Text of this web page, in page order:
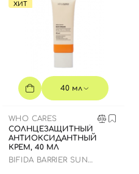
ХИТ
40 мл
WHO CARES
СОЛНЦЕЗАЩИТНЫЙ
АНТИОКСИДАНТНЫЙ
КРЕМ, 40 МЛ
BIFIDA BARRIER SUN